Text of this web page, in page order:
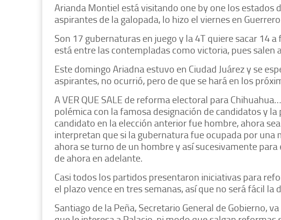
Arianda Montiel está visitando one by one los estados
aspirantes de la galopada, lo hizo el viernes en
Son 17 gubernaturas en juego y la 4T quiere sacar 14
está entre las contempladas como victoria, pues salen
Este domingo Ariadna estuvo en Ciudad Juárez y se
aspirantes, no ocurrió, pero de que se hará en los
A VER QUE SALE de reforma electoral para
polémica con la famosa designación de candidatos y la
candidato en la elección anterior fue hombre, ahora
interpretan que si la gubernatura fue ocupada por una
ahora se turno de un hombre y así sucesivamente
de ahora en adelante.
Casi todos los partidos presentaron iniciativas para
el plazo vence en tres semanas, así que no será fácil la
Santiago de la Peña, Secretario General de Gobierno,